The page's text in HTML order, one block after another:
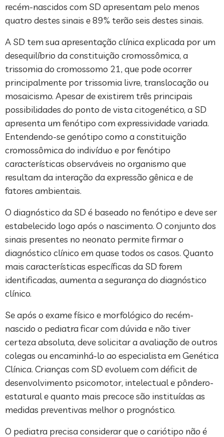
recém-nascidos com SD apresentam pelo menos
quatro destes sinais e 89% terão seis destes sinais.
A SD tem sua apresentação clínica explicada por um
desequilíbrio da constituição cromossômica, a
trissomia do cromossomo 21, que pode ocorrer
principalmente por trissomia livre, translocação ou
mosaicismo. Apesar de existirem três principais
possibilidades do ponto de vista citogenético, a SD
apresenta um fenótipo com expressividade variada.
Entendendo-se genótipo como a constituição
cromossômica do indivíduo e por fenótipo
características observáveis no organismo que
resultam da interação da expressão gênica e de
fatores ambientais.
O diagnóstico da SD é baseado no fenótipo e deve ser
estabelecido logo após o nascimento. O conjunto dos
sinais presentes no neonato permite firmar o
diagnóstico clínico em quase todos os casos. Quanto
mais características específicas da SD forem
identificadas, aumenta a segurança do diagnóstico
clínico.
Se após o exame físico e morfológico do recém-
nascido o pediatra ficar com dúvida e não tiver
certeza absoluta, deve solicitar a avaliação de outros
colegas ou encaminhá-lo ao especialista em Genética
Clínica. Crianças com SD evoluem com déficit de
desenvolvimento psicomotor, intelectual e pôndero-
estatural e quanto mais precoce são instituídas as
medidas preventivas melhor o prognóstico.
O pediatra precisa considerar que o cariótipo não é